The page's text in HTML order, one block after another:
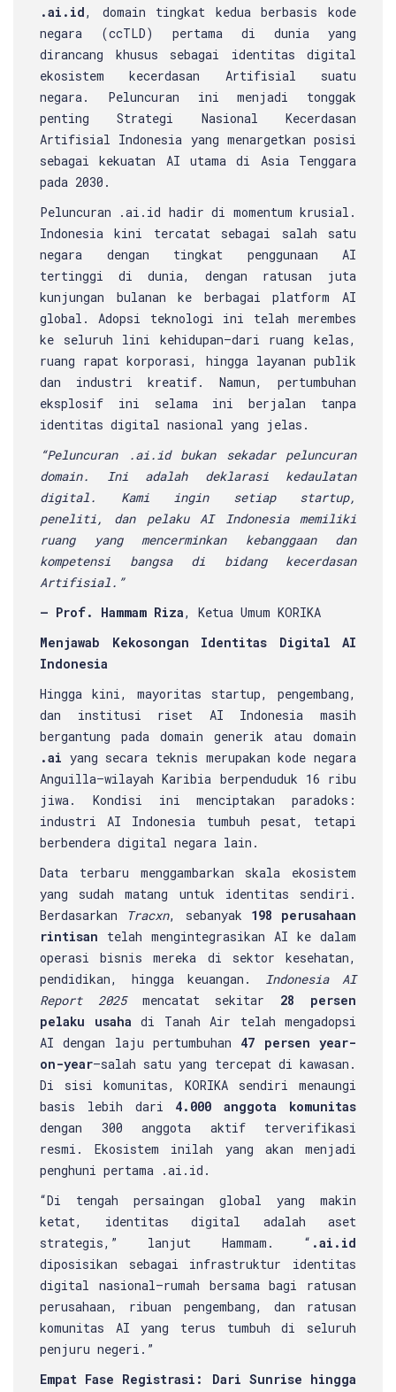
.ai.id, domain tingkat kedua berbasis kode
negara (ccTLD) pertama di dunia yang
dirancang khusus sebagai identitas digital
ekosistem kecerdasan Artifisial suatu
negara. Peluncuran ini menjadi tonggak
penting Strategi Nasional Kecerdasan
Artifisial Indonesia yang menargetkan posisi
sebagai kekuatan AI utama di Asia Tenggara
pada 2030.
Peluncuran .ai.id hadir di momentum krusial.
Indonesia kini tercatat sebagai salah satu
negara dengan tingkat penggunaan AI
tertinggi di dunia, dengan ratusan juta
kunjungan bulanan ke berbagai platform AI
global. Adopsi teknologi ini telah merembes
ke seluruh lini kehidupan—dari ruang kelas,
ruang rapat korporasi, hingga layanan publik
dan industri kreatif. Namun, pertumbuhan
eksplosif ini selama ini berjalan tanpa
identitas digital nasional yang jelas.
“Peluncuran .ai.id bukan sekadar peluncuran
domain. Ini adalah deklarasi kedaulatan
digital. Kami ingin setiap startup,
peneliti, dan pelaku AI Indonesia memiliki
ruang yang mencerminkan kebanggaan dan
kompetensi bangsa di bidang kecerdasan
Artifisial.”
— Prof. Hammam Riza, Ketua Umum KORIKA
Menjawab Kekosongan Identitas Digital AI
Indonesia
Hingga kini, mayoritas startup, pengembang,
dan institusi riset AI Indonesia masih
bergantung pada domain generik atau domain
.ai yang secara teknis merupakan kode negara
Anguilla—wilayah Karibia berpenduduk 16 ribu
jiwa. Kondisi ini menciptakan paradoks:
industri AI Indonesia tumbuh pesat, tetapi
berbendera digital negara lain.
Data terbaru menggambarkan skala ekosistem
yang sudah matang untuk identitas sendiri.
Berdasarkan
Tracxn, sebanyak 198 perusahaan
rintisan telah mengintegrasikan AI ke dalam
operasi bisnis mereka di sektor kesehatan,
pendidikan, hingga keuangan.
Indonesia AI
Report 2025mencatat sekitar 28 persen
pelaku usaha di Tanah Air telah mengadopsi
AI dengan laju pertumbuhan 47 persen year-
on-year—salah satu yang tercepat di kawasan.
Di sisi komunitas, KORIKA sendiri menaungi
basis lebih dari 4.000 anggota komunitas
dengan 300 anggota aktif terverifikasi
resmi. Ekosistem inilah yang akan menjadi
penghuni pertama .ai.id.
“Di tengah persaingan global yang makin
ketat, identitas digital adalah aset
strategis,” lanjut Hammam. “ .ai.id
diposisikan sebagai infrastruktur identitas
digital nasional—rumah bersama bagi ratusan
perusahaan, ribuan pengembang, dan ratusan
komunitas AI yang terus tumbuh di seluruh
penjuru negeri.”
Empat Fase Registrasi: Dari Sunrise hingga